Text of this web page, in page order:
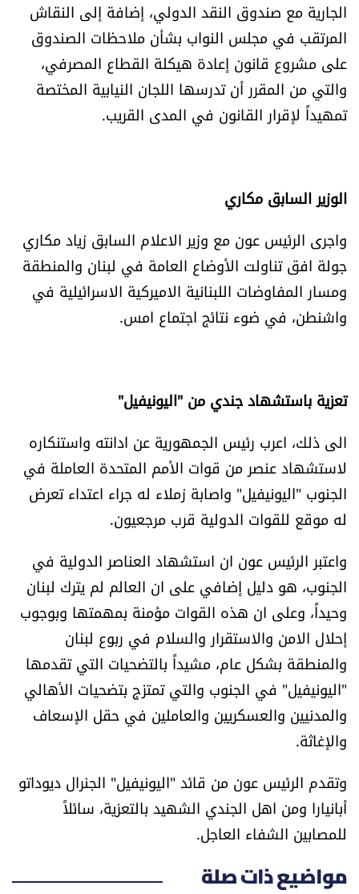
الجارية مع صندوق النقد الدولي، إضافة إلى النقاش
المرتقب في مجلس النواب بشأن ملاحظات الصندوق
على مشروع قانون إعادة هيكلة القطاع المصرفي،
والتي من المقرر أن تدرسها اللجان النيابية المختصة
تمهيداً لإقرار القانون في المدى القريب.
الوزير السابق مكاري
واجرى الرئيس عون مع وزير الاعلام السابق زياد مكاري
جولة افق تناولت الأوضاع العامة في لبنان والمنطقة
ومسار المفاوضات اللبنانية الاميركية الاسرائيلية في
واشنطن، في ضوء نتائج اجتماع امس.
تعزية باستشهاد جندي من "اليونيفيل"
الى ذلك، اعرب رئيس الجمهورية عن ادانته واستنكاره
لاستشهاد عنصر من قوات الأمم المتحدة العاملة في
الجنوب "اليونيفيل" واصابة زملاء له جراء اعتداء تعرض
له موقع للقوات الدولية قرب مرجعيون.
واعتبر الرئيس عون ان استشهاد العناصر الدولية في
الجنوب، هو دليل إضافي على ان العالم لم يترك لبنان
وحيداً، وعلى ان هذه القوات مؤمنة بمهمتها وبوجوب
إحلال الامن والاستقرار والسلام في ربوع لبنان
والمنطقة بشكل عام، مشيداً بالتضحيات التي تقدمها
"اليونيفيل" في الجنوب والتي تمتزج بتضحيات الأهالي
والمدنيين والعسكريين والعاملين في حقل الإسعاف
والإغاثة.
وتقدم الرئيس عون من قائد "اليونيفيل" الجنرال ديوداتو
أبانيارا ومن اهل الجندي الشهيد بالتعزية، سائلاً
للمصابين الشفاء العاجل.
مواضيع ذات صلة